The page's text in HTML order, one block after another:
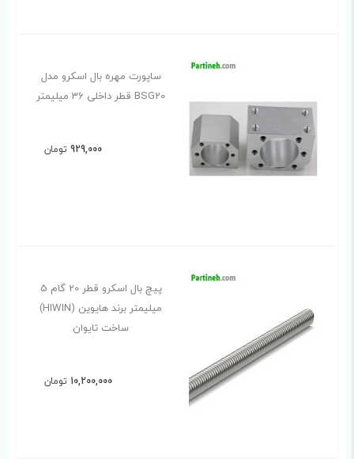
ساپورت مهره بال اسکرو مدل
BSG20 قطر داخلی 36 میلیمتر
929,000 تومان
پیچ بال اسکرو قطر 20 گام 5
میلیمتر برند هایوین (HIWIN)
ساخت تایوان
10,200,000 تومان